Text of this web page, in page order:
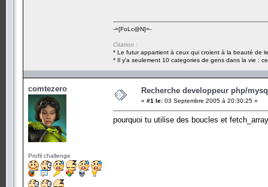
-=[FoLc@N]=-
Citation :
* Le futur appartient à ceux qui croient à la beauté de
* Il y'a seulement 10 categories de gens dans la vie :
comtezero
Profil challenge
Recherche developpeur php/
« #1 le: 03 Septembre 2005 à 20:30:25 »
pourquoi tu utilise des boucles et